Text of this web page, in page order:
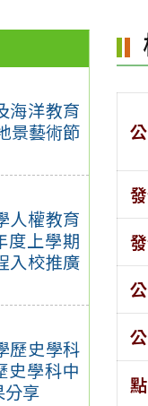
海洋教育
景藝術節
人權教育
度上學期
入校推廣
歷史學科
史學科中
分享